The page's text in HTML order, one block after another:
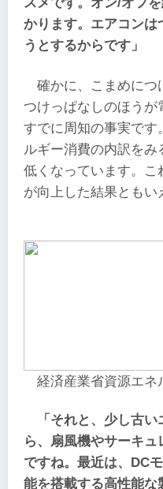
かります。エアコンは
うとするからです」
確かに、こまめにつ
つけっぱなしのほうが
すでに周知の事実です
ルギー消費の内訳をみ
低くなっています。
が向上した結果ともい
経済産業省資源エネ
「それと、少し古
ら、扇風機やサーキ
ですね。最近は、DC
能を搭載する高性能